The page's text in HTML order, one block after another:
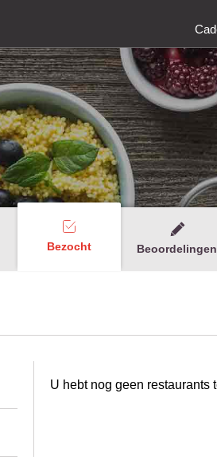
Bezocht Beoordelingen
U hebt nog geen restaurants